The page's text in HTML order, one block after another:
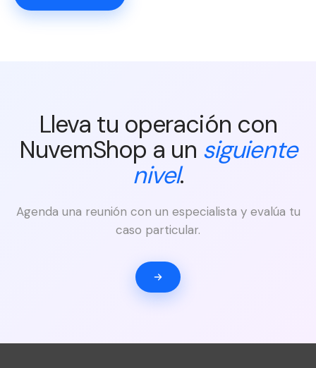
Lleva tu operación con
NuvemShop a un siguiente
nivel.
Agenda una reunión con un especialista y evalúa tu
caso particular.